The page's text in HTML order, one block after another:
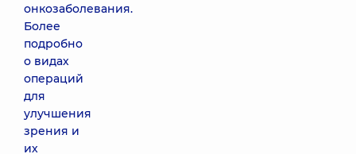
онкозаболевания.
Более
подробно
о видах
операций
для
улучшения
зрения и
их